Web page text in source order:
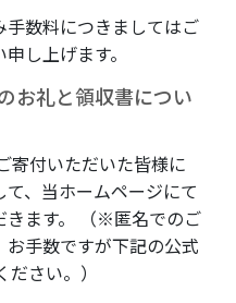
数料につきましてはご
し上げます。
お礼と領収書につい
寄付いただいた皆様に
、当ホームページにて
きます。 （※匿名でのご
手数ですが下記の公式
さい。）